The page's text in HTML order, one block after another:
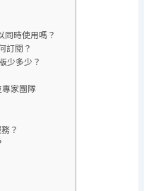
同時使用嗎？
訂閱？
少多少？
專家團隊
？